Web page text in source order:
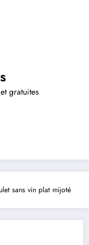
gratuites
sans vin plat mijoté